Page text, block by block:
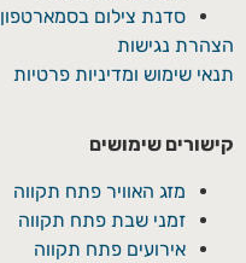
סדנת צילום בסמארטפון
הצהרת נגישות
תנאי שימוש ומדיניות פרטיות
קישורים שימושים
מזג האוויר פתח תקווה
זמני שבת פתח תקווה
אירועים פתח תקווה